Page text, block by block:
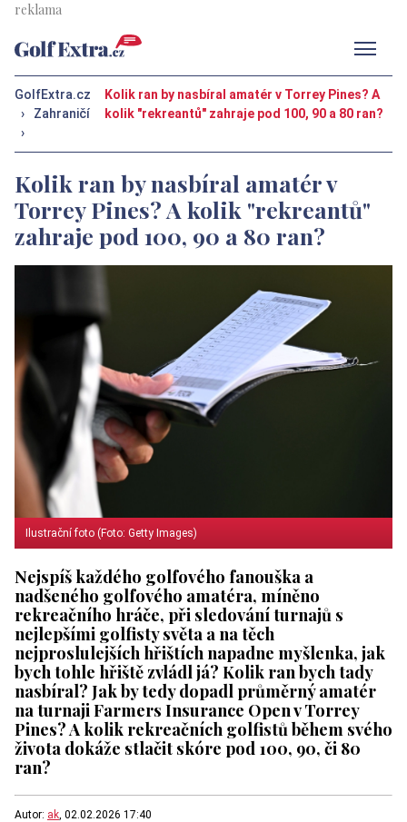
GolfExtra.cz
›
Zahraničí
›
Kolik ran by nasbíral amatér v Torrey Pines? A
kolik "rekreantů" zahraje pod 100, 90 a 80 ran?
Kolik ran by nasbíral amatér v
Torrey Pines? A kolik "rekreantů"
zahraje pod 100, 90 a 80 ran?
Ilustrační foto (Foto: Getty Images)
Nejspíš každého golfového fanouška a
nadšeného golfového amatéra, míněno
rekreačního hráče, při sledování turnajů s
nejlepšími golfisty světa a na těch
nejproslulejších hřištích napadne myšlenka, jak
bych tohle hřiště zvládl já? Kolik ran bych tady
nasbíral? Jak by tedy dopadl průměrný amatér
na turnaji Farmers Insurance Open v Torrey
Pines? A kolik rekreačních golfistů během svého
života dokáže stlačit skóre pod 100, 90, či 80
ran?
Autor: ak , 02.02.2026 17:40